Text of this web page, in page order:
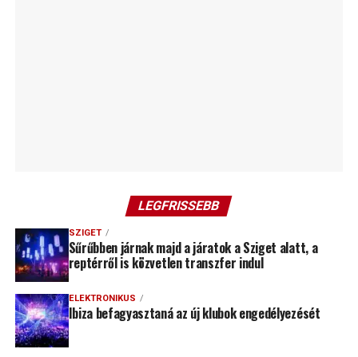
LEGFRISSEBB
SZIGET
Sűrűbben járnak majd a járatok a Sziget alatt, a
reptérről is közvetlen transzfer indul
ELEKTRONIKUS
Ibiza befagyasztaná az új klubok engedélyezését